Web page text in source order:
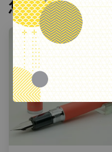
您可能也喜歡